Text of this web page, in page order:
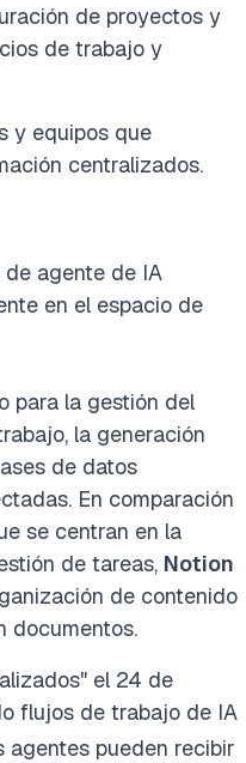
de proyectos y
de trabajo y
y equipos que
centralizados.
agente de IA
en el espacio de
para la gestión del
la generación
de datos
En comparación
se centran en la
de tareas, Notion
de contenido
documentos.
el 24 de
flujos de trabajo de IA
agentes pueden recibir